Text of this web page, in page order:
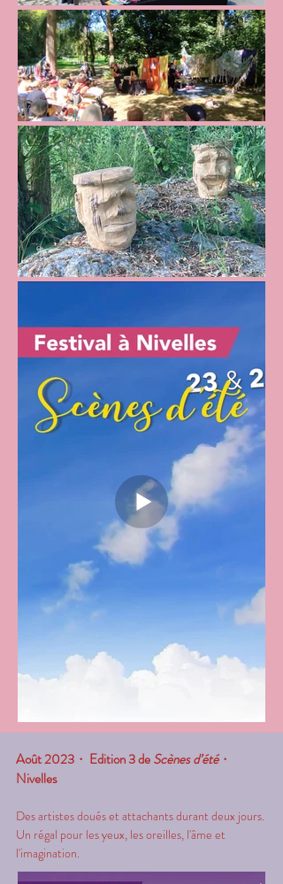
Août 2023 ・ Edition 3 deScènes d’été・
Nivelles
Des artistes doués et attachants durant deux jours.
Un régal pour les yeux, les oreilles, l'âme et
l'imagination.